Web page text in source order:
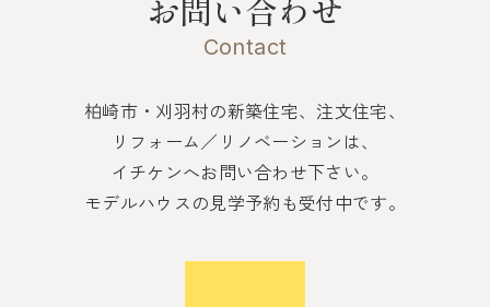
お問い合わせ
Contact
柏崎市・刈羽村の新築住宅、注文住宅、
リフォーム／リノベーションは、
イチケンへお問い合わせ下さい。
モデルハウスの見学予約も受付中です。